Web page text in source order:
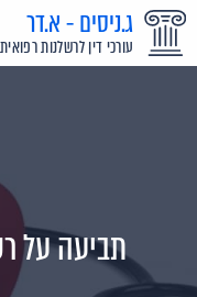
ג.ניסים - א.דר
עורכי דין לרשלנות רפואית
תביעות בתקשורת
אודות
תביעה על